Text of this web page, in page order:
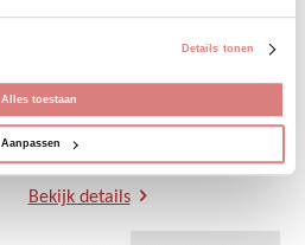
Details tonen
Alles toestaan
Aanpassen
draagt heerlijk. De jeans valt
goed op maat en is een iets korter
straks stoer met boots of laarsjes.
Ons model draagt haar eigen
maat, Danielle is 1.74 cm.
Bekijk details